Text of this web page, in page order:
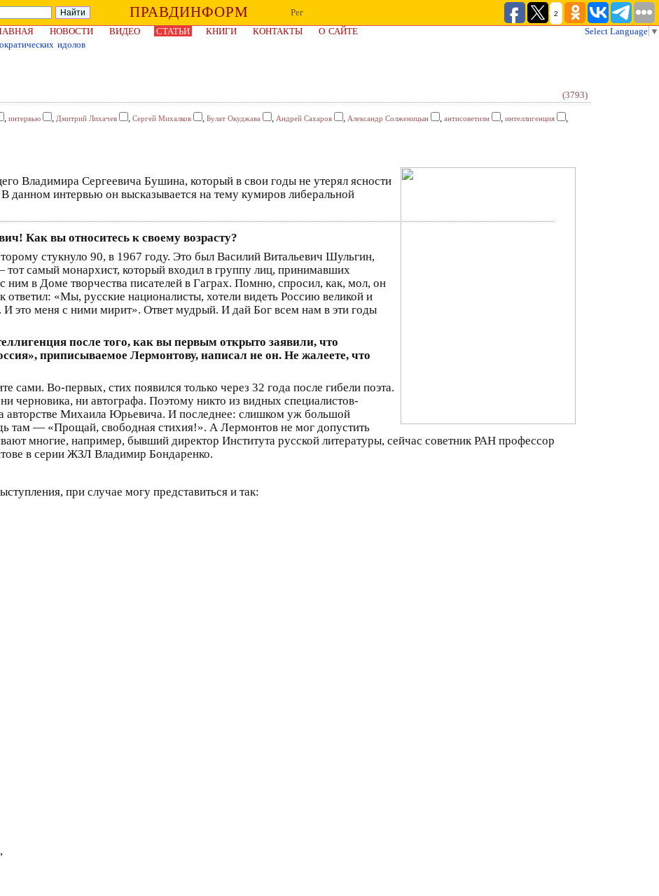
ПРАВДИНФОРМ Рег 2
НОВОСТИ ВИДЕО СТАТЬИ КНИГИ КОНТАКТЫ О САЙТЕ Select Language ▼
идолов
(3793)
, интервью , Дмитрий Лихачев , Сергей Михалков , Булат Окуджава , Андрей Сахаров , Александр Солженицын , антисоветизм , интеллигенция ,
Владимира Сергеевича Бушина, который в свои годы не утерял ясности
данном интервью он высказывается на тему кумиров либеральной
Как вы относитесь к своему возрасту?
стукнуло 90, в 1967 году. Это был Василий Витальевич Шульгин,
самый монархист, который входил в группу лиц, принимавших
ним в Доме творчества писателей в Гаграх. Помню, спросил, как, мол, он
«Мы, русские националисты, хотели видеть Россию великой и
И это меня с ними мирит». Ответ мудрый. И дай Бог всем нам в эти годы
после того, как вы первым открыто заявили, что
приписываемое Лермонтову, написал не он. Не жалеете, что
сами. Во-первых, стих появился только через 32 года после гибели поэта.
черновика, ни автографа. Поэтому никто из видных специалистов-
авторстве Михаила Юрьевича. И последнее: слишком уж большой
там — «Прощай, свободная стихия!». А Лермонтов не мог допустить
многие, например, бывший директор Института русской литературы, сейчас советник РАН профессор
в серии ЖЗЛ Владимир Бондаренко.
при случае могу представиться и так: